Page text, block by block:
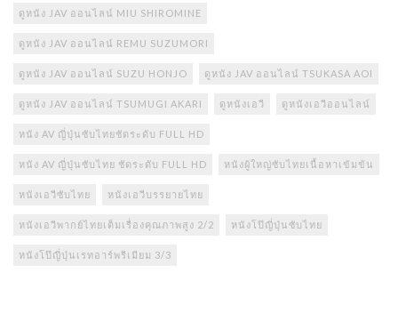
ดูหนัง JAV ออนไลน์ MIU SHIROMINE
ดูหนัง JAV ออนไลน์ REMU SUZUMORI
ดูหนัง JAV ออนไลน์ SUZU HONJO ดูหนัง JAV ออนไลน์ TSUKASA AOI
ดูหนัง JAV ออนไลน์ TSUMUGI AKARI ดูหนังเอวี ดูหนังเอวีออนไลน์
หนัง AV ญี่ปุ่นซับไทยชัดระดับ FULL HD
หนัง AV ญี่ปุ่นซับไทย ชัดระดับ FULL HD หนังผู้ใหญ่ซับไทยเนื้อหาเข้มข้น
หนังเอวีซับไทย หนังเอวีบรรยายไทย
หนังเอวีพากย์ไทยเต็มเรื่องคุณภาพสูง 2/2 หนังโป๊ญี่ปุ่นซับไทย
หนังโป๊ญี่ปุ่นเรทอาร์พรีเมียม 3/3